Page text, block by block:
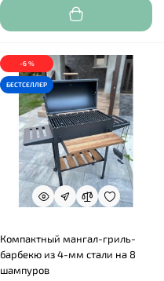
-6 %
БЕСТСЕЛЛЕР
Компактный мангал-гриль-
барбекю из 4-мм стали на 8
шампуров